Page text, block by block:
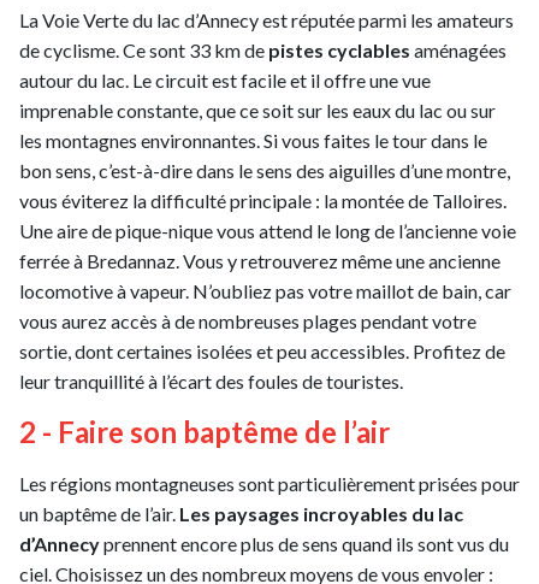
La Voie Verte du lac d’Annecy est réputée parmi les amateurs
de cyclisme. Ce sont 33 km de pistes cyclables aménagées
autour du lac. Le circuit est facile et il offre une vue
imprenable constante, que ce soit sur les eaux du lac ou sur
les montagnes environnantes. Si vous faites le tour dans le
bon sens, c’est-à-dire dans le sens des aiguilles d’une montre,
vous éviterez la difficulté principale : la montée de Talloires.
Une aire de pique-nique vous attend le long de l’ancienne voie
ferrée à Bredannaz. Vous y retrouverez même une ancienne
locomotive à vapeur. N’oubliez pas votre maillot de bain, car
vous aurez accès à de nombreuses plages pendant votre
sortie, dont certaines isolées et peu accessibles. Profitez de
leur tranquillité à l’écart des foules de touristes.
2 - Faire son baptême de l’air
Les régions montagneuses sont particulièrement prisées pour
un baptême de l’air. Les paysages incroyables du lac
d’Annecyprennent encore plus de sens quand ils sont vus du
ciel. Choisissez un des nombreux moyens de vous envoler :